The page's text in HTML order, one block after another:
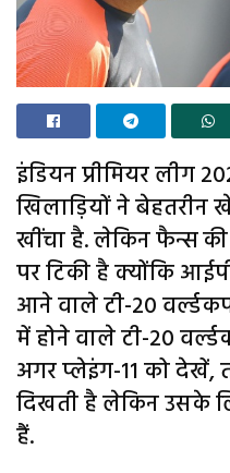
इंडियन प्रीमियर लीग
खिलाड़ियों ने बेहतरीन
खींचा है. लेकिन फैन्स
पर टिकी है क्योंकि
आने वाले टी-20
में होने वाले टी-20
अगर प्लेइंग-11 को देखें,
दिखती है लेकिन उसके
हैं.